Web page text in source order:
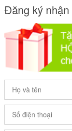
Đăng ký nhận